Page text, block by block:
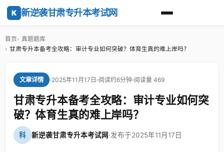
K 新逆袭甘肃专升本考试网
首页
真题题库
甘肃专升本备考全攻略：审计专业如何突破？体育生真的难上岸吗？
文章详情 2025年11月17日 阅读约6分钟 阅读量 469
甘肃专升本备考全攻略：审计专业如何突
破？体育生真的难上岸吗？
科 新逆袭甘肃专升本考试网·发布于2025年11月17日